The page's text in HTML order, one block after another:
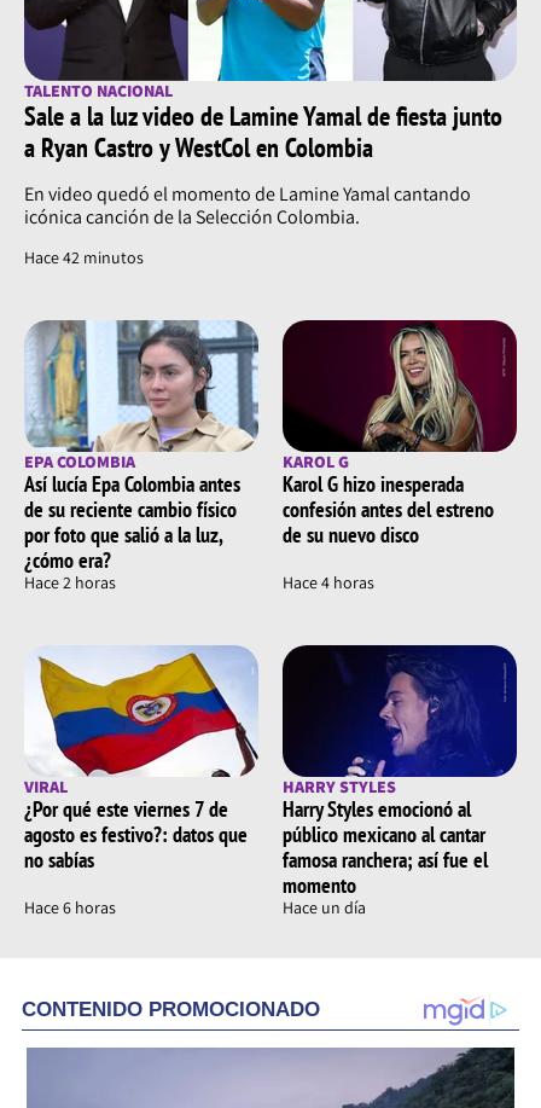
TALENTO NACIONAL
Sale a la luz video de Lamine Yamal de fiesta junto
a Ryan Castro y WestCol en Colombia
En video quedó el momento de Lamine Yamal cantando
icónica canción de la Selección Colombia.
Hace 42 minutos
EPA COLOMBIA
Así lucía Epa Colombia antes
de su reciente cambio físico
por foto que salió a la luz,
¿cómo era?
Hace 2 horas
KAROL G
Karol G hizo inesperada
confesión antes del estreno
de su nuevo disco
Hace 4 horas
VIRAL
¿Por qué este viernes 7 de
agosto es festivo?: datos que
no sabías
Hace 6 horas
HARRY STYLES
Harry Styles emocionó al
público mexicano al cantar
famosa ranchera; así fue el
momento
Hace un día